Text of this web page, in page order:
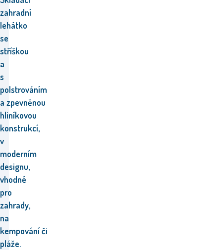
zahradní
lehátko
se
stříškou
a
s
polstrováním
a zpevněnou
hliníkovou
konstrukcí,
v
moderním
designu,
vhodné
pro
zahrady,
na
kempováníči
pláže.